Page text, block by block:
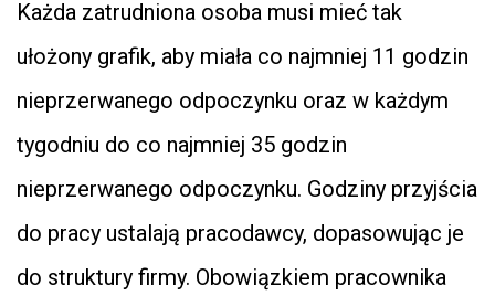
Każda zatrudniona osoba musi mieć tak
ułożony grafik, aby miała co najmniej 11 godzin
nieprzerwanego odpoczynku oraz w każdym
tygodniu do co najmniej 35 godzin
nieprzerwanego odpoczynku. Godziny przyjścia
do pracy ustalają pracodawcy, dopasowując je
do struktury firmy. Obowiązkiem pracownika